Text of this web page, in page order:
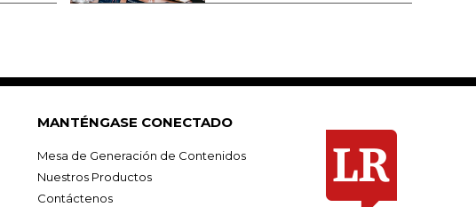
MANTÉNGASE CONECTADO
Mesa de Generación de Contenidos
Nuestros Productos
Contáctenos